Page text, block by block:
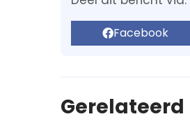
Facebook
Gerelateerd